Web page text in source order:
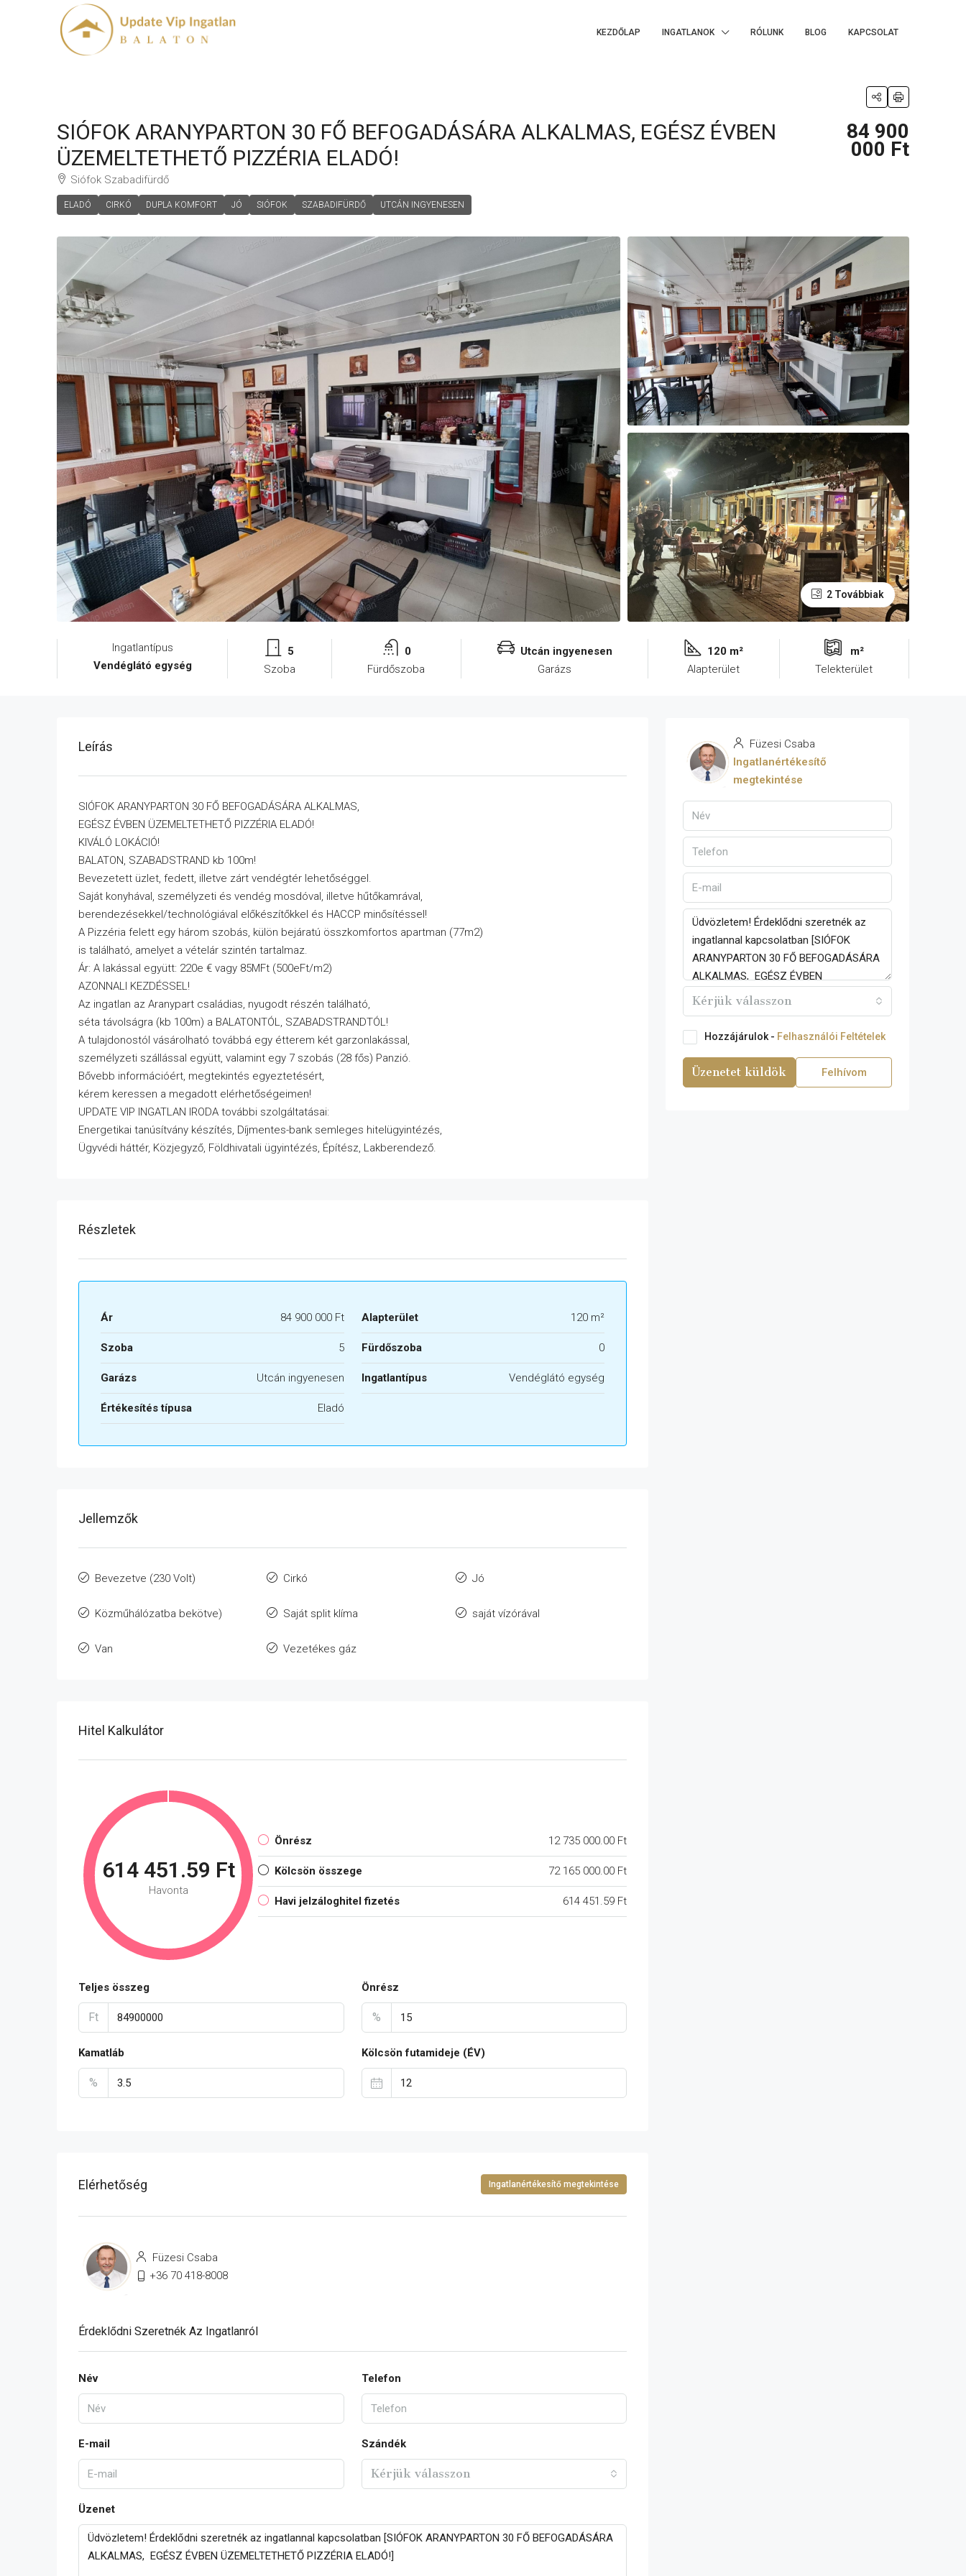
KEZDŐLAP INGATLANOK RÓLUNK BLOG KAPCSOLAT
SIÓFOK ARANYPARTON 30 FŐ BEFOGADÁSÁRA ALKALMAS, EGÉSZ ÉVBEN
ÜZEMELTETHETŐ PIZZÉRIA ELADÓ!
Siófok Szabadifürdő
ELADÓ CIRKÓ DUPLA KOMFORT JÓ SIÓFOK SZABADIFÜRDŐ UTCÁN INGYENESEN
84 900
000 Ft
2 Továbbiak
Ingatlantípus
Vendéglátó egység
5
Szoba
0
Fürdőszoba
Utcán ingyenesen
Garázs
120 m²
Alapterület
m²
Telekterület
Leírás
SIÓFOK ARANYPARTON 30 FŐ BEFOGADÁSÁRA ALKALMAS,
EGÉSZ ÉVBEN ÜZEMELTETHETŐ PIZZÉRIA ELADÓ!
KIVÁLÓ LOKÁCIÓ!
BALATON, SZABADSTRAND kb 100m!
Bevezetett üzlet, fedett, illetve zárt vendégtér lehetőséggel.
Saját konyhával, személyzeti és vendég mosdóval, illetve hűtőkamrával,
berendezésekkel/technológiával előkészítőkkel és HACCP minősítéssel!
A Pizzéria felett egy három szobás, külön bejáratú összkomfortos apartman (77m2)
is található, amelyet a vételár szintén tartalmaz.
Ár: A lakással együtt: 220e € vagy 85MFt (500eFt/m2)
AZONNALI KEZDÉSSEL!
Az ingatlan az Aranypart családias, nyugodt részén található,
séta távolságra (kb 100m) a BALATONTÓL, SZABADSTRANDTÓL!
A tulajdonostól vásárolható továbbá egy étterem két garzonlakással,
személyzeti szállással együtt, valamint egy 7 szobás (28 fős) Panzió.
Bővebb információért, megtekintés egyeztetésért,
kérem keressen a megadott elérhetőségeimen!
UPDATE VIP INGATLAN IRODA további szolgáltatásai:
Energetikai tanúsítvány készítés, Díjmentes-bank semleges hitelügyintézés,
Ügyvédi háttér, Közjegyző, Földhivatali ügyintézés, Építész, Lakberendező.
Részletek
Ár 84 900 000 Ft Alapterület 120 m²
Szoba 5 Fürdőszoba 0
Garázs Utcán ingyenesen Ingatlantípus Vendéglátó egység
Értékesítés típusa Eladó
Jellemzők
Bevezetve (230 Volt) Cirkó Jó
Közműhálózatba bekötve) Saját split klíma saját vízórával
Van Vezetékes gáz
Hitel Kalkulátor
614 451.59 Ft
Havonta
Önrész 12 735 000.00 Ft
Kölcsön összege 72 165 000.00 Ft
Havi jelzáloghitel fizetés 614 451.59 Ft
Teljes összeg
Ft
Önrész
%
Kamatláb
%
Kölcsön futamideje (ÉV)
Elérhetőség Ingatlanértékesítő megtekintése
Füzesi Csaba
+36 70 418-8008
Érdeklődni Szeretnék Az Ingatlanról
Név Telefon
E-mail Szándék
Kérjük válasszon
Üzenet
Füzesi Csaba
Ingatlanértékesítő
megtekintése
Kérjük válasszon
Hozzájárulok - Felhasználói Feltételek
Üzenetet küldök Felhívom